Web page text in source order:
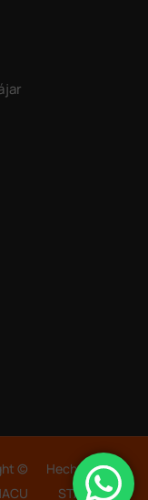
©
Hecho con 💙
STAMINA